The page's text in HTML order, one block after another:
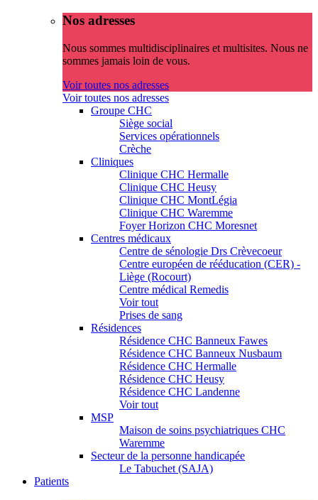
Nos adresses
Nous sommes multidisciplinaires et multisites. Nous ne
sommes jamais loin de vous.
Voir toutes nos adresses
Voir toutes nos adresses
Groupe CHC
Siège social
Services opérationnels
Crèche
Cliniques
Clinique CHC Hermalle
Clinique CHC Heusy
Clinique CHC MontLégia
Clinique CHC Waremme
Foyer Horizon CHC Moresnet
Centres médicaux
Centre de sénologie Drs Crèvecoeur
Centre européen de rééducation (CER) -
Liège (Rocourt)
Centre médical Remedis
Voir tout
Prises de sang
Résidences
Résidence CHC Banneux Fawes
Résidence CHC Banneux Nusbaum
Résidence CHC Hermalle
Résidence CHC Heusy
Résidence CHC Landenne
Voir tout
MSP
Maison de soins psychiatriques CHC
Waremme
Secteur de la personne handicapée
Le Tabuchet (SAJA)
Patients